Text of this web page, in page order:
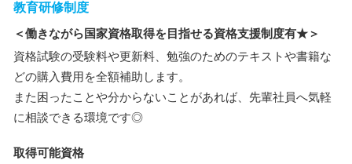
教育研修制度
＜働きながら国家資格取得を目指せる資格支援制度有★＞
資格試験の受験料や更新料、勉強のためのテキストや書籍な
どの購入費用を全額補助します。
また困ったことや分からないことがあれば、先輩社員へ気軽
に相談できる環境です◎
取得可能資格